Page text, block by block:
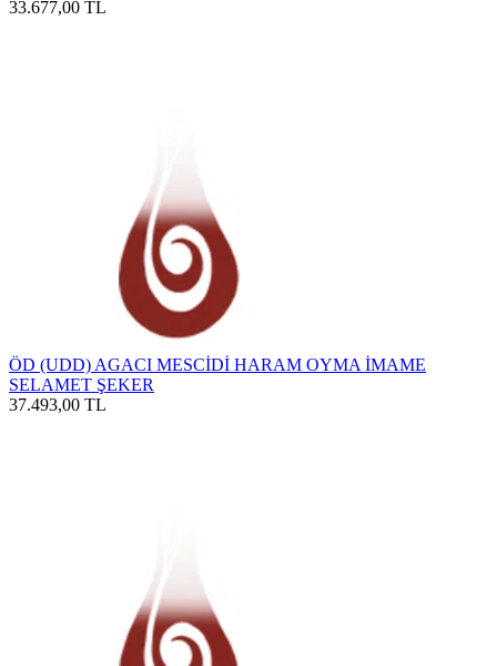
33.677,00 TL
ÖD (UDD) AGACI MESCİDİ HARAM OYMA İMAME
SELAMET ŞEKER
37.493,00 TL